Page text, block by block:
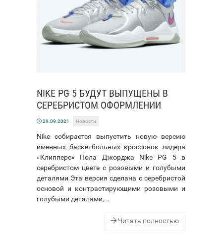
NIKE PG 5 БУДУТ ВЫПУЩЕНЫ В
СЕРЕБРИСТОМ ОФОРМЛЕНИИ
29.09.2021 Новости
Nike собирается выпустить новую версию
именных баскетбольных кроссовок лидера
«Клипперс» Пола Джорджа Nike PG 5 в
серебристом цвете с розовыми и голубыми
деталями.Эта версия сделана с серебристой
основой и контрастирующими розовыми и
голубыми деталями,...
Читать полностью